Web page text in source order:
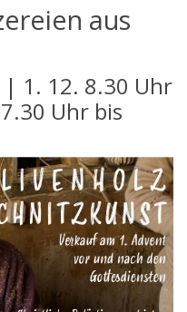
aus
| 1. 12. 8.30 Uhr
Uhr bis